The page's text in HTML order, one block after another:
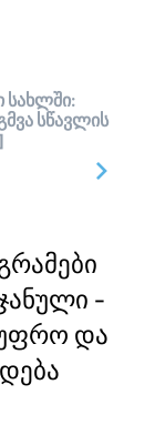
სახლში:
სწავლის
-
უფრო და